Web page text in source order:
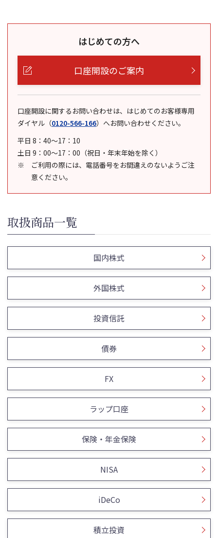
はじめての方へ
口座開設のご案内
口座開設に関するお問い合わせは、はじめてのお客様専用
ダイヤル （0120-566-166） へお問い合わせください。
平日 8：40～17：10
土日 9：00～17：00（祝日・年末年始を除く）
ご利用の際には、電話番号をお間違えのないようご注
意ください。
取扱商品一覧
国内株式
外国株式
投資信託
債券
FX
ラップ口座
保険・年金保険
NISA
iDeCo
積立投資